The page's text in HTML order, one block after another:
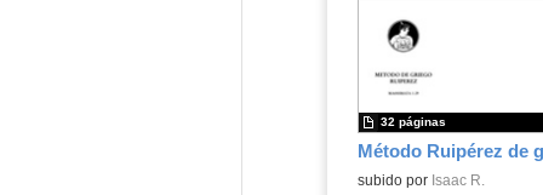
Contenido educativo.
subido por Isaac R.
32 páginas